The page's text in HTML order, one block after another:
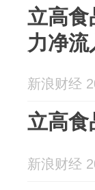
立高食
力净流
新浪财经
立高食
新浪财经